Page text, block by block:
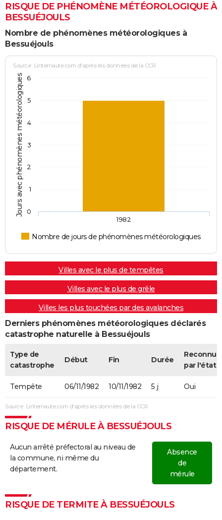
RISQUE DE PHÉNOMÈNE MÉTÉOROLOGIQUE À
BESSUÉJOULS
Nombre de phénomènes météorologiques à
Bessuéjouls
Jours avec phénomènes météorologiques
Source : Linternaute.com d'après les données de la CCR
Nombre de jours de phénomènes météorologiques
1982
0
1
2
3
4
5
6
Villes avec le plus de tempêtes
Villes avec le plus de grêle
Villes les plus touchées par des avalanches
Derniers phénomènes météorologiques déclarés
catastrophe naturelle à Bessuéjouls
Type de
catastrophe
Début Fin Durée
Reconnue
par l'état
Tempête 06/11/1982 10/11/1982 5 j Oui
Source : Linternaute.com d'après les données de la CCR
RISQUE DE MÉRULE À BESSUÉJOULS
Aucun arrêté préfectoral au niveau de
la commune, ni même du
département.
Absence
de
mérule
RISQUE DE TERMITE À BESSUÉJOULS